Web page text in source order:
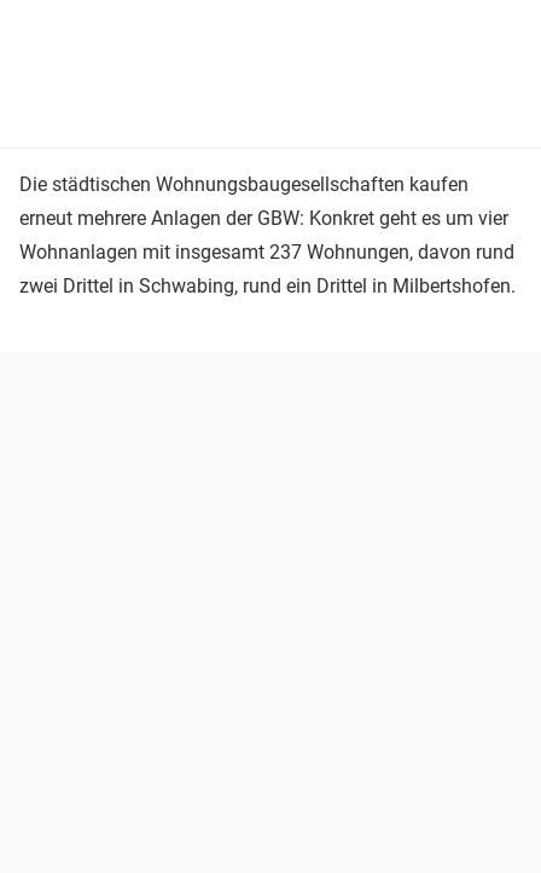
Die städtischen Wohnungsbaugesellschaften kaufen
erneut mehrere Anlagen der GBW: Konkret geht es um vier
Wohnanlagen mit insgesamt 237 Wohnungen, davon rund
zwei Drittel in Schwabing, rund ein Drittel in Milbertshofen.